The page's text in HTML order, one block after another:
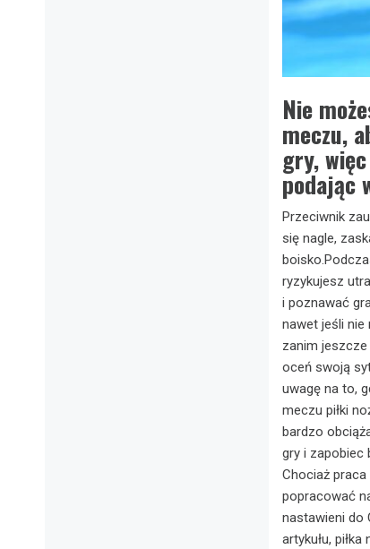
Nie
meczu,
gry,
podając
Przeciwnik
się nagle,
ryzykujesz
i poznawać
nawet jeśli nie
zanim jeszcze
oceń swoją
uwagę na to,
meczu piłki
bardzo
gry i zapobiec
Chociaż
popracować
nastawieni do
artykułu,